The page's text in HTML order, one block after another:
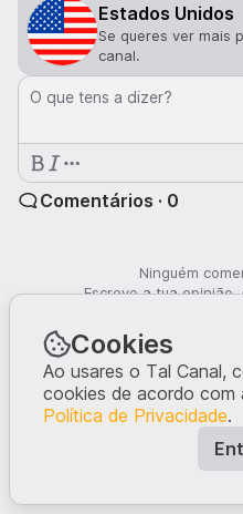
Estados Unidos
Se queres ver mais
canal.
O que tens a dizer?
Comentários · 0
Ninguém
Escreve a tua
Cookies
Ao usares o Tal Canal,
cookies de acordo com
Política de Privacidade.